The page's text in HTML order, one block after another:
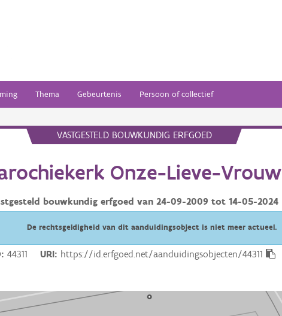
Thema Gebeurtenis Persoon of collectief
VASTGESTELD BOUWKUNDIG ERFGOED
Onze-Lieve-Vrouw
bouwkundig erfgoed van 24-09-2009 tot 14-05-2024
De rechtsgeldigheid van dit aanduidingsobject is niet meer actueel.
44311 URI https://id.erfgoed.net/aanduidingsobjecten/44311